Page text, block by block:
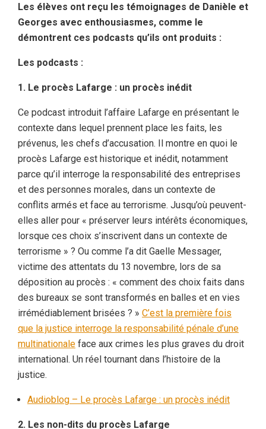
Les élèves ont reçu les témoignages de Danièle et
Georges avec enthousiasmes, comme le
démontrent ces podcasts qu’ils ont produits :
Les podcasts :
1. Le procès Lafarge : un procès inédit
Ce podcast introduit l’affaire Lafarge en présentant le
contexte dans lequel prennent place les faits, les
prévenus, les chefs d’accusation. Il montre en quoi le
procès Lafarge est historique et inédit, notamment
parce qu’il interroge la responsabilité des entreprises
et des personnes morales, dans un contexte de
conflits armés et face au terrorisme. Jusqu’où peuvent-
elles aller pour « préserver leurs intérêts économiques,
lorsque ces choix s’inscrivent dans un contexte de
terrorisme » ? Ou comme l’a dit Gaelle Messager,
victime des attentats du 13 novembre, lors de sa
déposition au procès : « comment des choix faits dans
des bureaux se sont transformés en balles et en vies
irrémédiablement brisées ? » C’est la première fois
que la justice interroge la responsabilité pénale d’une
multinationale face aux crimes les plus graves du droit
international. Un réel tournant dans l’histoire de la
justice.
Audioblog – Le procès Lafarge : un procès inédit
2. Les non-dits du procès Lafarge